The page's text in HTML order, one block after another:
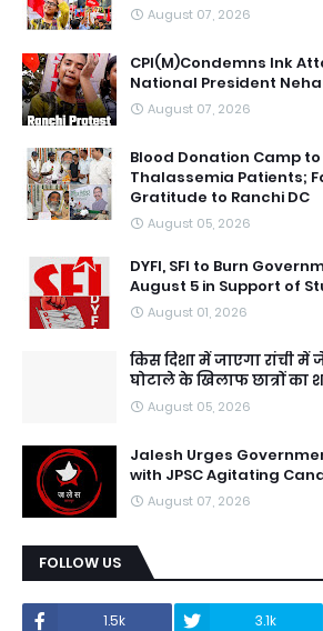
August 07, 2026
CPI(M)Condemns Ink
National President
August 07, 2026
Blood Donation Camp
Thalassemia Patients;
Gratitude to Ranchi DC
August 05, 2026
DYFI, SFI to Burn
August 5 in Support of
August 01, 2026
किस दिशा में जाएगा रांची
घोटाले के खिलाफ छात्रों का
August 05, 2026
Jalesh Urges
with JPSC Agitating
August 07, 2026
FOLLOW US
1.5k 3.1k